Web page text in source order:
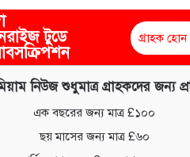
টুডে
গ্রাহক হোন
নিউজ শুধুমাত্র গ্রাহকদের জন্য
এক বছরের জন্য মাত্র £১০০
ছয় মাসের জন্য মাত্র £৬০